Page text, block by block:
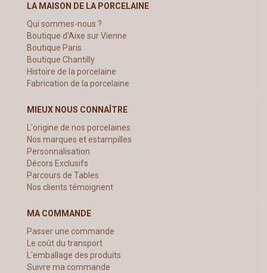
LA MAISON DE LA PORCELAINE
Qui sommes-nous ?
Boutique d'Aixe sur Vienne
Boutique Paris
Boutique Chantilly
Histoire de la porcelaine
Fabrication de la porcelaine
MIEUX NOUS CONNAÎTRE
L'origine de nos porcelaines
Nos marques et estampilles
Personnalisation
Décors Exclusifs
Parcours de Tables
Nos clients témoignent
MA COMMANDE
Passer une commande
Le coût du transport
L'emballage des produits
Suivre ma commande